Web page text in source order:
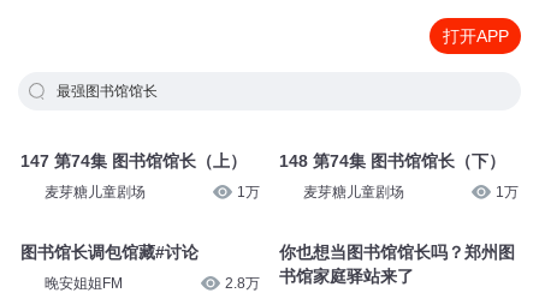
打开APP
最强图书馆馆长
147 第74集 图书馆馆长（上）
麦芽糖儿童剧场 1万
图书馆长调包馆藏#讨论
晚安姐姐FM 2.8万
148 第74集 图书馆馆长（下）
麦芽糖儿童剧场 1万
你也想当图书馆馆长吗？郑州图
书馆家庭驿站来了